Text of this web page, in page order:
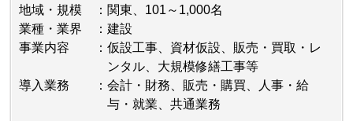
地域・規模
関東、101～1,000名
業種・業界
建設
事業内容
仮設工事、資材仮設、販売・買取・レ
ンタル、大規模修繕工事等
導入業務
会計・財務、販売・購買、人事・給
与・就業、共通業務